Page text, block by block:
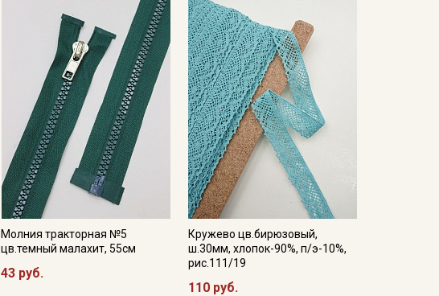
Молния тракторная №5
цв.темный малахит, 55см
43 руб.
Кружево цв.бирюзовый,
ш.30мм, хлопок-90%, п/э-10%,
рис.111/19
110 руб.